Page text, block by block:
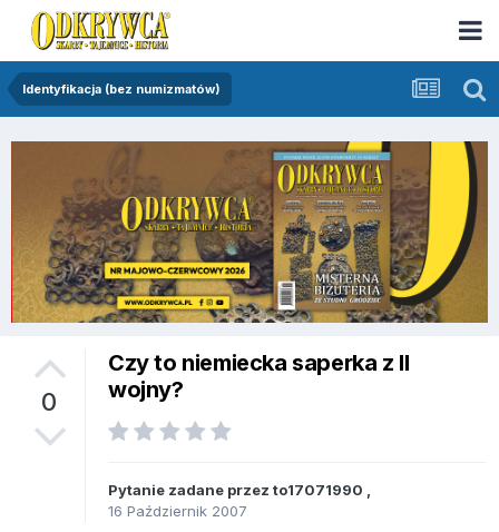
Identyfikacja (bez numizmatów)
0
Czy to niemiecka saperka z II
wojny?
Pytanie zadane przez to17071990
16 Październik 2007